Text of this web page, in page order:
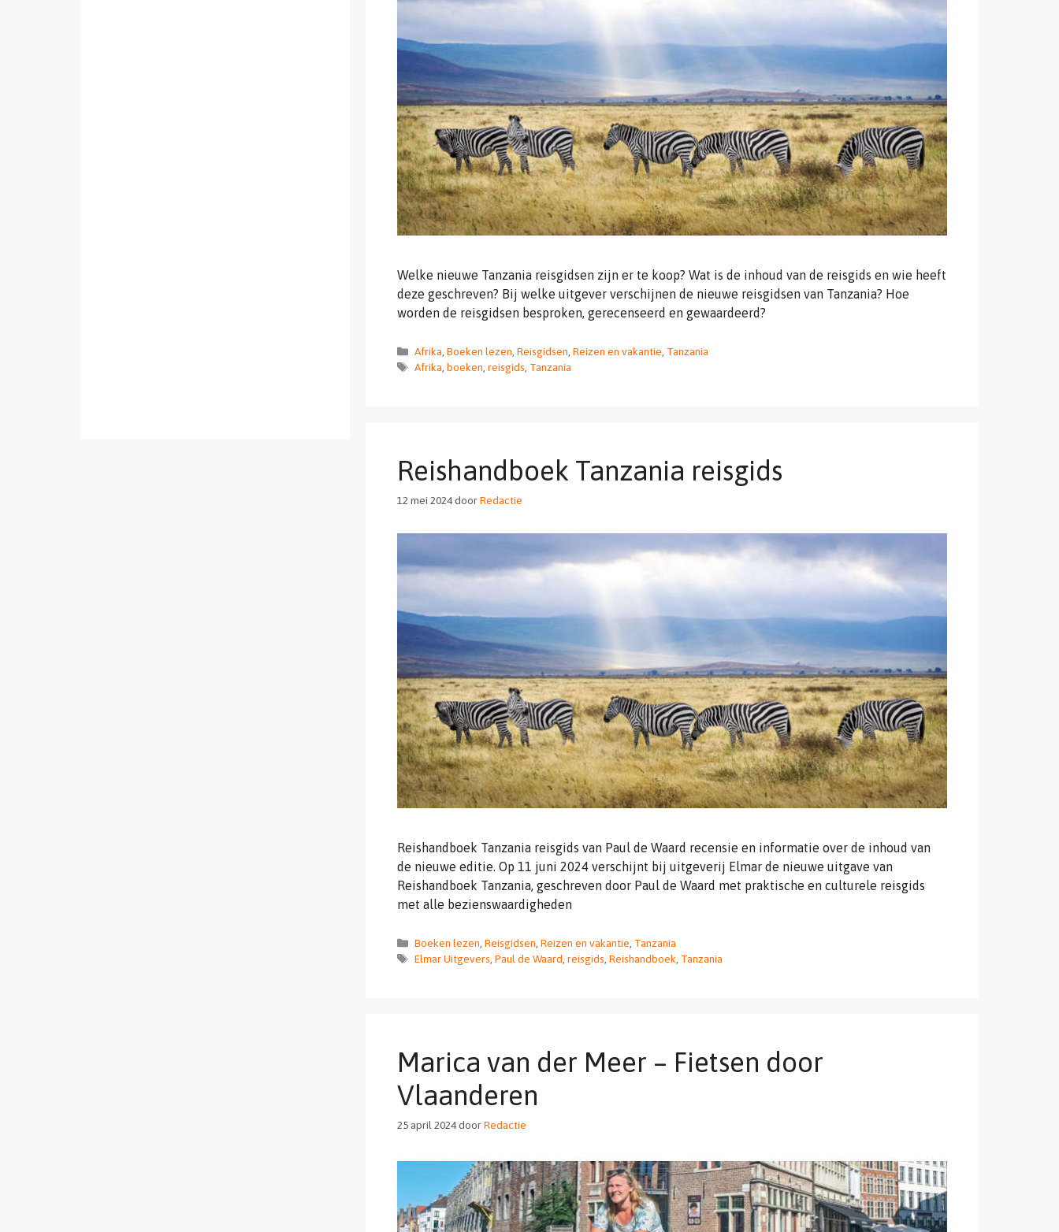
Welke nieuwe Tanzania reisgidsen zijn er te koop? Wat is de inhoud van de reisgids en wie heeft
deze geschreven? Bij welke uitgever verschijnen de nieuwe reisgidsen van Tanzania? Hoe
worden de reisgidsen besproken, gerecenseerd en gewaardeerd?
Categorieën
Afrika Boeken lezen Reisgidsen Reizen en vakantie Tanzania
Tags
Afrika boeken reisgids Tanzania
Reishandboek Tanzania reisgids
12 mei 2024doorRedactie
Reishandboek Tanzania reisgids van Paul de Waard recensie en informatie over de inhoud van
de nieuwe editie. Op 11 juni 2024 verschijnt bij uitgeverij Elmar de nieuwe uitgave van
Reishandboek Tanzania, geschreven door Paul de Waard met praktische en culturele reisgids
met alle bezienswaardigheden
Categorieën
Boeken lezen Reisgidsen Reizen en vakantie Tanzania
Tags
Elmar Uitgevers Paul de Waard reisgids Reishandboek Tanzania
Marica van der Meer – Fietsen door
Vlaanderen
25 april 2024doorRedactie